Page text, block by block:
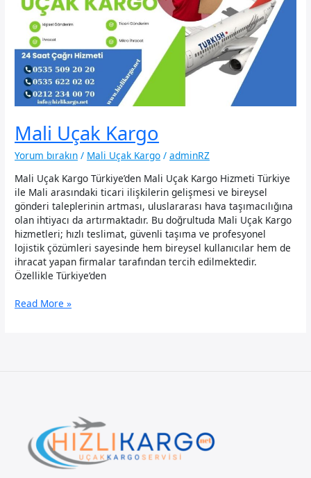
Mali Uçak Kargo
Yorum bırakın / Mali Uçak Kargo /adminRZ
Mali Uçak Kargo Türkiye’den Mali Uçak Kargo Hizmeti Türkiye
ile Mali arasındaki ticari ilişkilerin gelişmesi ve bireysel
gönderi taleplerinin artması, uluslararası hava taşımacılığına
olan ihtiyacı da artırmaktadır. Bu doğrultuda Mali Uçak Kargo
hizmetleri; hızlı teslimat, güvenli taşıma ve profesyonel
lojistik çözümleri sayesinde hem bireysel kullanıcılar hem de
ihracat yapan firmalar tarafından tercih edilmektedir.
Özellikle Türkiye’den
Mali
Read More »